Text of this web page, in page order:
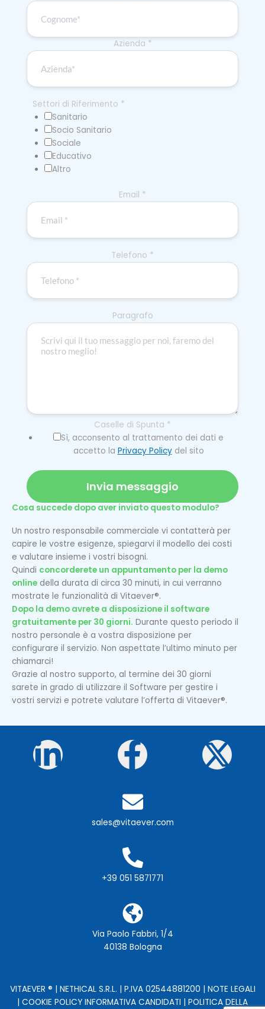
Azienda *
Settori di Riferimento *
Sanitario
Socio Sanitario
Sociale
Educativo
Altro
Email *
Telefono *
Paragrafo
Caselle di Spunta *
Sì, acconsento al trattamento dei dati e
accetto la Privacy Policydel sito
Invia messaggio
Cosa succede dopo aver inviato questo modulo?
Un nostro responsabile commerciale vi contatterà per
capire le vostre esigenze, spiegarvi il modello dei costi
e valutare insieme i vostri bisogni.
Quindi concorderete un appuntamento per la demo
online della durata di circa 30 minuti, in cui verranno
mostrate le funzionalità di Vitaever®.
Dopo la demo avrete a disposizione il software
gratuitamente per 30 giorni. Durante questo periodo il
nostro personale è a vostra disposizione per
configurare il servizio. Non aspettate l’ultimo minuto per
chiamarci!
Grazie al nostro supporto, al termine dei 30 giorni
sarete in grado di utilizzare il Software per gestire i
vostri servizi e potrete valutare l’offerta di Vitaever®.
Linkedin-
in f
X-
sales@vitaever.com
+39 051 5871771
Via Paolo Fabbri, 1/4
40138 Bologna
VITAEVER ® | NETHICAL S.R.L. | P.IVA 02544881200 | NOTE LEGALI
| COOKIE POLICY INFORMATIVA CANDIDATI | POLITICA DELLA